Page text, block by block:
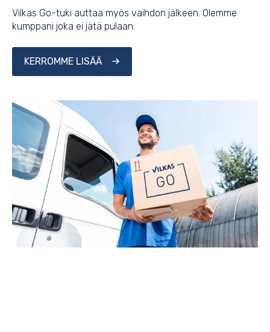
Vilkas Go-tuki auttaa myös vaihdon jälkeen. Olemme
kumppani joka ei jätä pulaan.
KERROMME LISÄÄ